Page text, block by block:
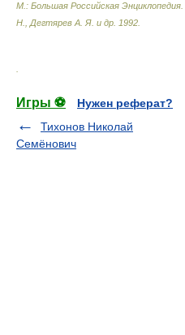
М.: Большая Российская Энциклопедия
Н., Дегтярев А. Я. и др. 1992
Игры ⚽
Нужен реферат?
Тихонов Николай
Семёнович